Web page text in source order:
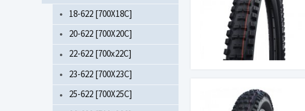
18-622 [700X18C]
20-622 [700X20C]
22-622 [700x22C]
23-622 [700X23C]
25-622 [700X25C]